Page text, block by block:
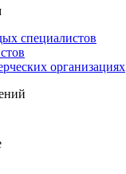
специалистов
организациях